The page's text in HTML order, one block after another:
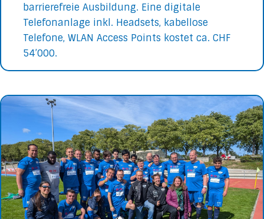
barrierefreie Ausbildung. Eine digitale
Telefonanlage inkl. Headsets, kabellose
Telefone, WLAN Access Points kostet ca. CHF
54’000.